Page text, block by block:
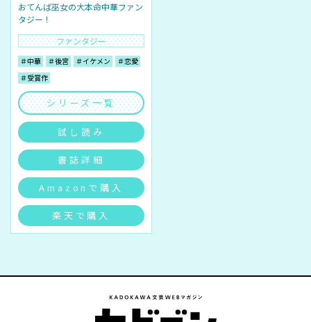
おてんば巫女の大本命中華ファン
タジー！
ファンタジー
＃中華 ＃後宮 ＃イケメン
＃恋愛
＃受賞作
シリーズ一覧
試し読み
書誌詳細
Amazonで購入
楽天で購入